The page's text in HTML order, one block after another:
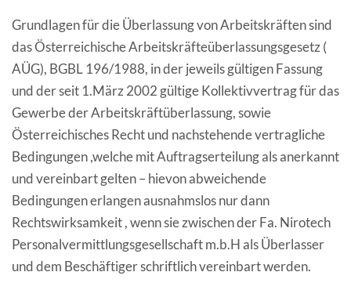
Grundlagen für die Überlassung von Arbeitskräften sind
das Österreichische Arbeitskräfteüberlassungsgesetz (
AÜG), BGBL 196/1988, in der jeweils gültigen Fassung
und der seit 1.März 2002 gültige Kollektivvertrag für das
Gewerbe der Arbeitskräftüberlassung, sowie
Österreichisches Recht und nachstehende vertragliche
Bedingungen ,welche mit Auftragserteilung als anerkannt
und vereinbart gelten – hievon abweichende
Bedingungen erlangen ausnahmslos nur dann
Rechtswirksamkeit , wenn sie zwischen der Fa. Nirotech
Personalvermittlungsgesellschaft m.b.H als Überlasser
und dem Beschäftiger schriftlich vereinbart werden.